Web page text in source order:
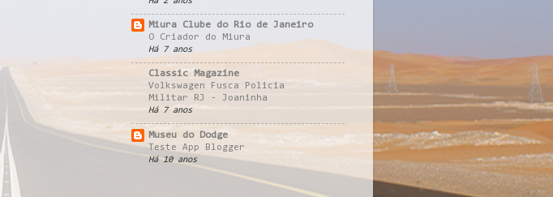
Miura Clube do Rio de Janeiro
O Criador do Miura
Há 7 anos
Classic Magazine
Volkswagen Fusca Policia
Militar RJ - Joaninha
Há 7 anos
Museu do Dodge
Teste App Blogger
Há 10 anos